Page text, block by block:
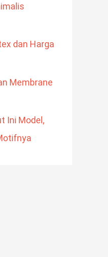
dan Harga
Membrane
Ini Model,